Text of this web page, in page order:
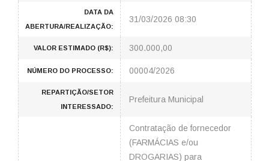
DATA DA
ABERTURA/REALIZAÇÃO:
31/03/2026 08:30
VALOR ESTIMADO (R$): 300.000,00
NÚMERO DO PROCESSO: 00004/2026
REPARTIÇÃO/SETOR
INTERESSADO:
Prefeitura Municipal
Contratação de fornecedor
(FARMÁCIAS e/ou
DROGARIAS) para